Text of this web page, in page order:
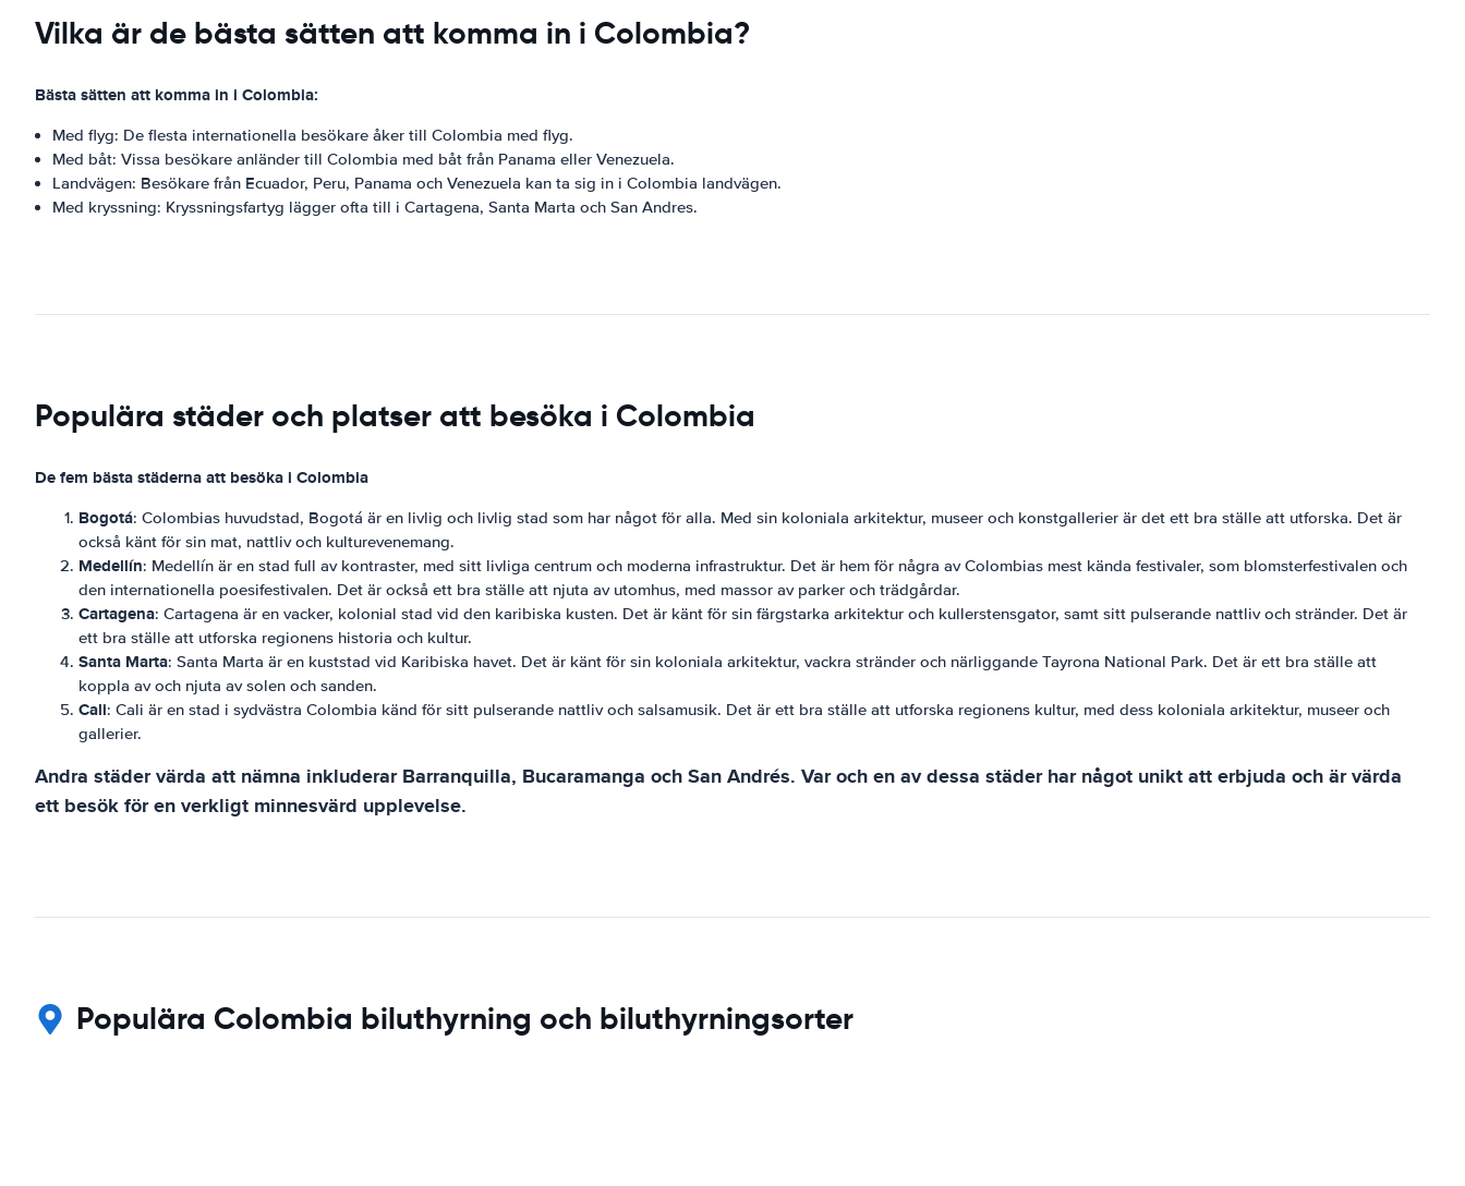
Vilka är de bästa sätten att komma in i Colombia?
Bästa sätten att komma in i Colombia:
Med flyg: De flesta internationella besökare åker till Colombia med flyg.
Med båt: Vissa besökare anländer till Colombia med båt från Panama eller Venezuela.
Landvägen: Besökare från Ecuador, Peru, Panama och Venezuela kan ta sig in i Colombia landvägen.
Med kryssning: Kryssningsfartyg lägger ofta till i Cartagena, Santa Marta och San Andres.
Populära städer och platser att besöka i Colombia
De fem bästa städerna att besöka i Colombia
Bogotá: Colombias huvudstad, Bogotá är en livlig och livlig stad som har något för alla. Med sin koloniala arkitektur, museer och konstgallerier är det ett bra ställe att utforska. Det är
också känt för sin mat, nattliv och kulturevenemang.
Medellín: Medellín är en stad full av kontraster, med sitt livliga centrum och moderna infrastruktur. Det är hem för några av Colombias mest kända festivaler, som blomsterfestivalen och
den internationella poesifestivalen. Det är också ett bra ställe att njuta av utomhus, med massor av parker och trädgårdar.
Cartagena: Cartagena är en vacker, kolonial stad vid den karibiska kusten. Det är känt för sin färgstarka arkitektur och kullerstensgator, samt sitt pulserande nattliv och stränder. Det är
ett bra ställe att utforska regionens historia och kultur.
Santa Marta: Santa Marta är en kuststad vid Karibiska havet. Det är känt för sin koloniala arkitektur, vackra stränder och närliggande Tayrona National Park. Det är ett bra ställe att
koppla av och njuta av solen och sanden.
Cali: Cali är en stad i sydvästra Colombia känd för sitt pulserande nattliv och salsamusik. Det är ett bra ställe att utforska regionens kultur, med dess koloniala arkitektur, museer och
gallerier.
Andra städer värda att nämna inkluderar Barranquilla, Bucaramanga och San Andrés. Var och en av dessa städer har något unikt att erbjuda och är värda
ett besök för en verkligt minnesvärd upplevelse.
Populära Colombia biluthyrning och biluthyrningsorter